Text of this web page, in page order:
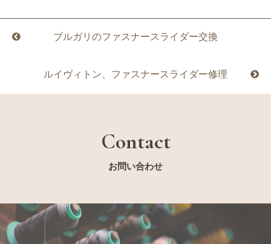
ブルガリのファスナースライダー交換
ルイヴィトン、ファスナースライダー修理
Contact
お問い合わせ